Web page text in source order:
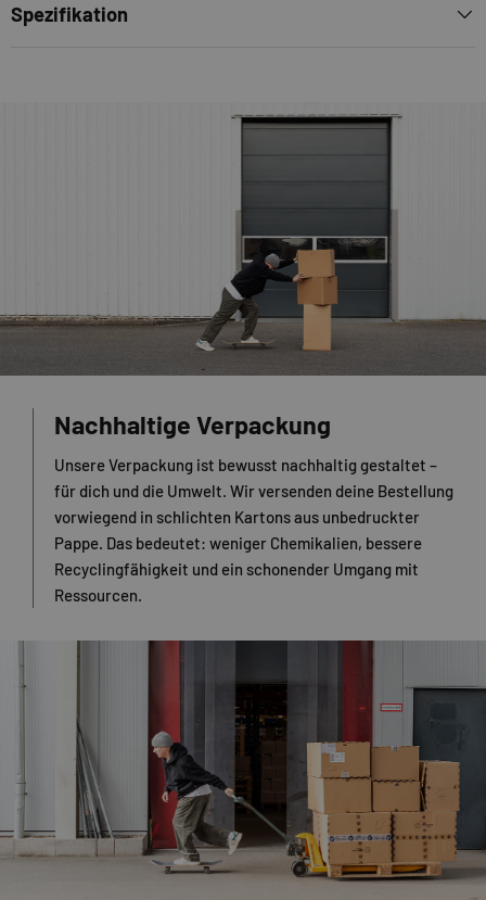
Spezifikation
Nachhaltige Verpackung
Unsere Verpackung ist bewusst nachhaltig gestaltet –
für dich und die Umwelt. Wir versenden deine Bestellung
vorwiegend in schlichten Kartons aus unbedruckter
Pappe. Das bedeutet: weniger Chemikalien, bessere
Recyclingfähigkeit und ein schonender Umgang mit
Ressourcen.